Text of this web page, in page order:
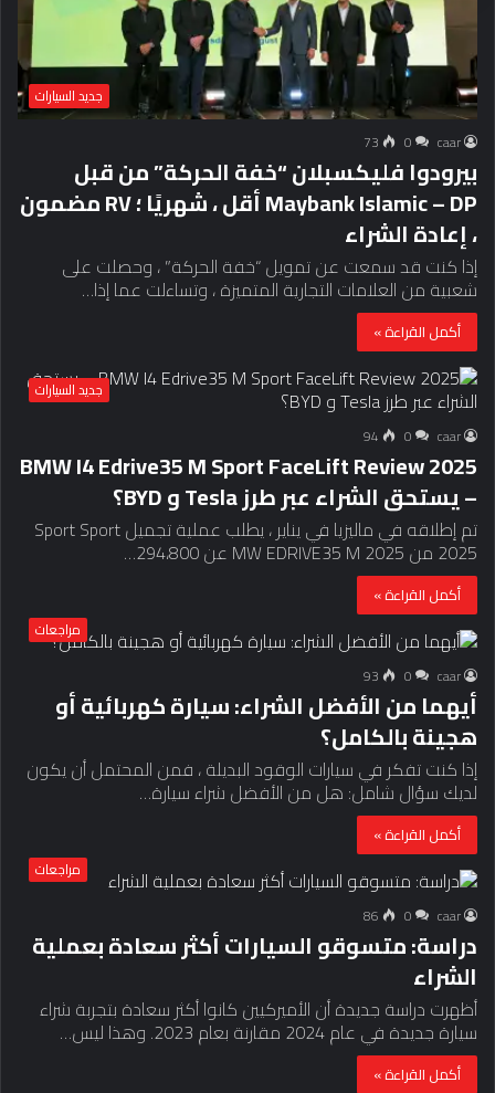
جديد السيارات
caar
0
73
بيرودوا فليكسبلان “خفة الحركة” من قبل
Maybank Islamic – DP أقل ، شهريًا ؛ RV مضمون
، إعادة الشراء
إذا كنت قد سمعت عن تمويل “خفة الحركة” ، وحصلت على
شعبية من العلامات التجارية المتميزة ، وتساءلت عما إذا…
أكمل القراءة »
جديد السيارات
caar
0
94
2025 BMW I4 Edrive35 M Sport FaceLift Review
– يستحق الشراء عبر طرز Tesla و BYD؟
تم إطلاقه في ماليزيا في يناير ، يطلب عملية تجميل Sport Sport
2025 من 2025 MW EDRIVE35 M عن 294،800…
أكمل القراءة »
مراجعات
caar
0
93
أيهما من الأفضل الشراء: سيارة كهربائية أو
هجينة بالكامل؟
إذا كنت تفكر في سيارات الوقود البديلة ، فمن المحتمل أن يكون
لديك سؤال شامل: هل من الأفضل شراء سيارة…
أكمل القراءة »
مراجعات
caar
0
86
دراسة: متسوقو السيارات أكثر سعادة بعملية
الشراء
أظهرت دراسة جديدة أن الأميركيين كانوا أكثر سعادة بتجربة شراء
سيارة جديدة في عام 2024 مقارنة بعام 2023. وهذا ليس…
أكمل القراءة »